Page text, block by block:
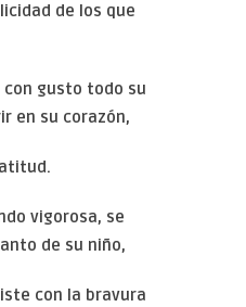
de los que
gusto todo su
en su corazón,
vigorosa, se
de su niño,
con la bravura